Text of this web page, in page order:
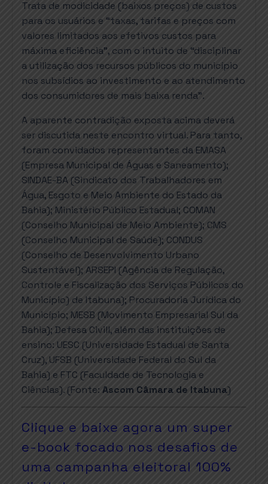
Trata de modicidade (baixos preços) de custos
para os usuários e “taxas, tarifas e preços com
valores limitados aos efetivos custos para
máxima eficiência”, com o intuito de “disciplinar
a utilização dos recursos públicos do município
nos subsídios ao investimento e ao atendimento
dos consumidores de mais baixa renda”.
A aparente contradição exposta acima deverá
ser discutida neste encontro virtual. Para tanto,
foram convidados representantes da EMASA
(Empresa Municipal de Águas e Saneamento);
SINDAE-BA (Sindicato dos Trabalhadores em
Água, Esgoto e Meio Ambiente do Estado da
Bahia); Ministério Público Estadual; COMAN
(Conselho Municipal de Meio Ambiente); CMS
(Conselho Municipal de Saúde); CONDUS
(Conselho de Desenvolvimento Urbano
Sustentável); ARSEPI (Agência de Regulação,
Controle e Fiscalização dos Serviços Públicos do
Município) de Itabuna); Procuradoria Jurídica do
Município; MESB (Movimento Empresarial Sul da
Bahia); Defesa Civill, além das instituições de
ensino: UESC (Universidade Estadual de Santa
Cruz), UFSB (Universidade Federal do Sul da
Bahia) e FTC (Faculdade de Tecnologia e
Ciências). (Fonte: Ascom Câmara de Itabuna)
Clique e baixe agora um super
e-book focado nos desafios de
uma campanha eleitoral 100%